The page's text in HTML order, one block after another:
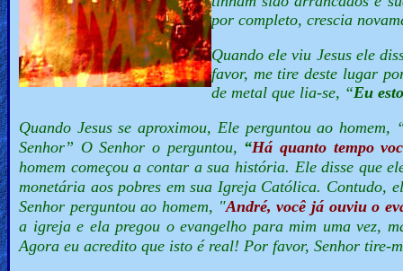
por completo, crescia
Quando ele viu Jesus ele
favor, me tire deste lugar
de metal que lia-se, “Eu
Quando Jesus se aproximou, Ele perguntou ao homem,
Senhor” O Senhor o perguntou, “Há quanto tempo
homem começou a contar a sua história. Ele disse que
monetária aos pobres em sua Igreja Católica. Contudo,
Senhor perguntou ao homem, "André, você já ouviu o
a igreja e ela pregou o evangelho para mim uma vez,
Agora eu acredito que isto é real! Por favor, Senhor tire-